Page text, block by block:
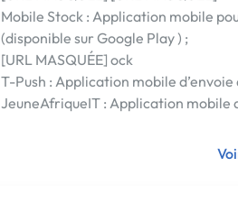
Mobile Stock : Application mobile
(disponible sur Google Play ) ;
[URL MASQUÉE] ock
T-Push : Application mobile
JeuneAfriqueIT : Application mobile